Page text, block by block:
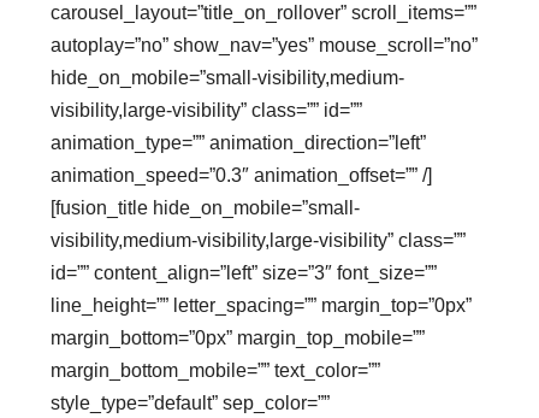
carousel_layout=”title_on_rollover” scroll_items=””
autoplay=”no” show_nav=”yes” mouse_scroll=”no”
hide_on_mobile=”small-visibility,medium-
visibility,large-visibility” class=”” id=””
animation_type=”” animation_direction=”left”
animation_speed=”0.3″ animation_offset=”” /]
[fusion_title hide_on_mobile=”small-
visibility,medium-visibility,large-visibility” class=””
id=”” content_align=”left” size=”3″ font_size=””
line_height=”” letter_spacing=”” margin_top=”0px”
margin_bottom=”0px” margin_top_mobile=””
margin_bottom_mobile=”” text_color=””
style_type=”default” sep_color=””